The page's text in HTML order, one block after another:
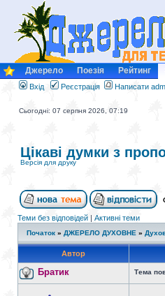
Джерело Поезія Рейтинг
Вхід Реєстрація Написати
Сьогодні: 07 серпня 2026, 07:19
Цікаві думки з
Версія для друку
Теми без відповідей | Активні теми
Початок » ДЖЕРЕЛО ДУХОВНЕ »
Автор
Братик Тема